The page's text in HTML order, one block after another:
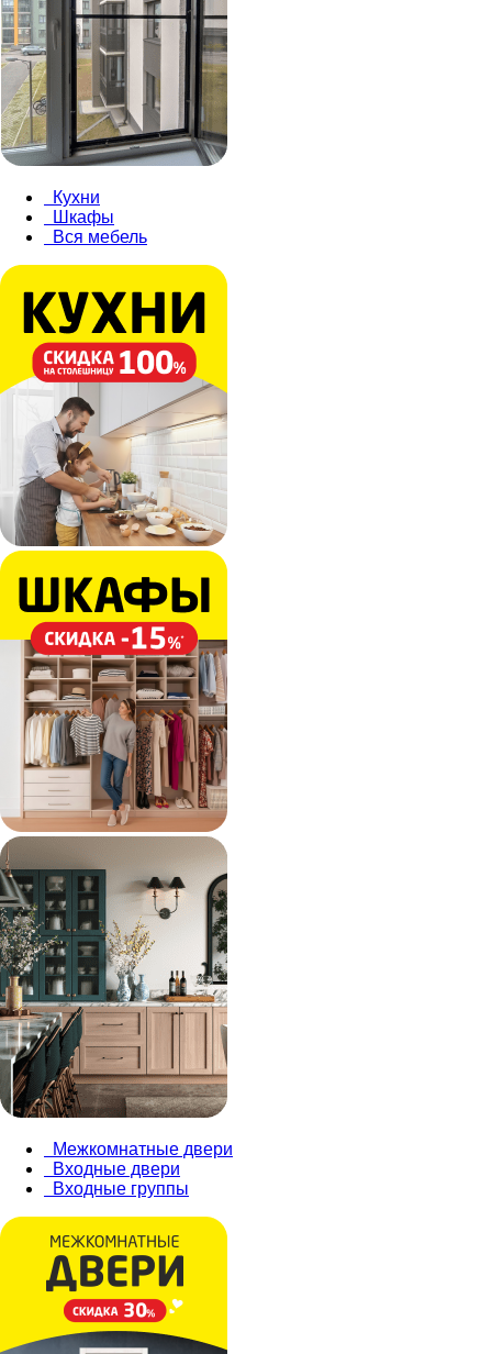
Кухни
Шкафы
Вся мебель
Межкомнатные двери
Входные двери
Входные группы